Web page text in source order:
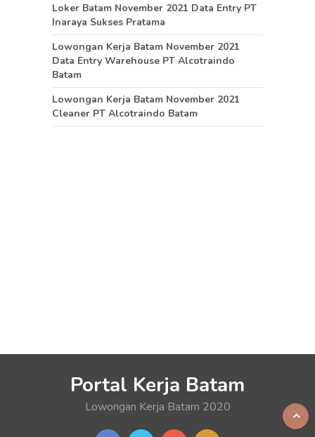
Loker Batam November 2021 Data Entry PT
Inaraya Sukses Pratama
Lowongan Kerja Batam November 2021
Data Entry Warehouse PT Alcotraindo
Batam
Lowongan Kerja Batam November 2021
Cleaner PT Alcotraindo Batam
Portal Kerja Batam
Lowongan Kerja Batam 2020